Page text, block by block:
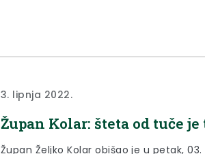
3. lipnja 2022.
Župan Kolar: šteta od tuče
Župan Željko Kolar obišao je u petak, 03.